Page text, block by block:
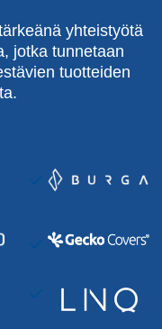
yhteistyötä
jotka tunnetaan
tuotteiden